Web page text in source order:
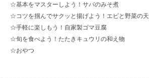
☆基本をマスターしよう！サバのみそ煮
☆コツを掴んでサクッと揚げよう！エビと野菜の
☆手軽に楽しもう！自家製ゴマ豆腐
☆旬を食べよう！たたきキュウリの和え物
☆おやつ